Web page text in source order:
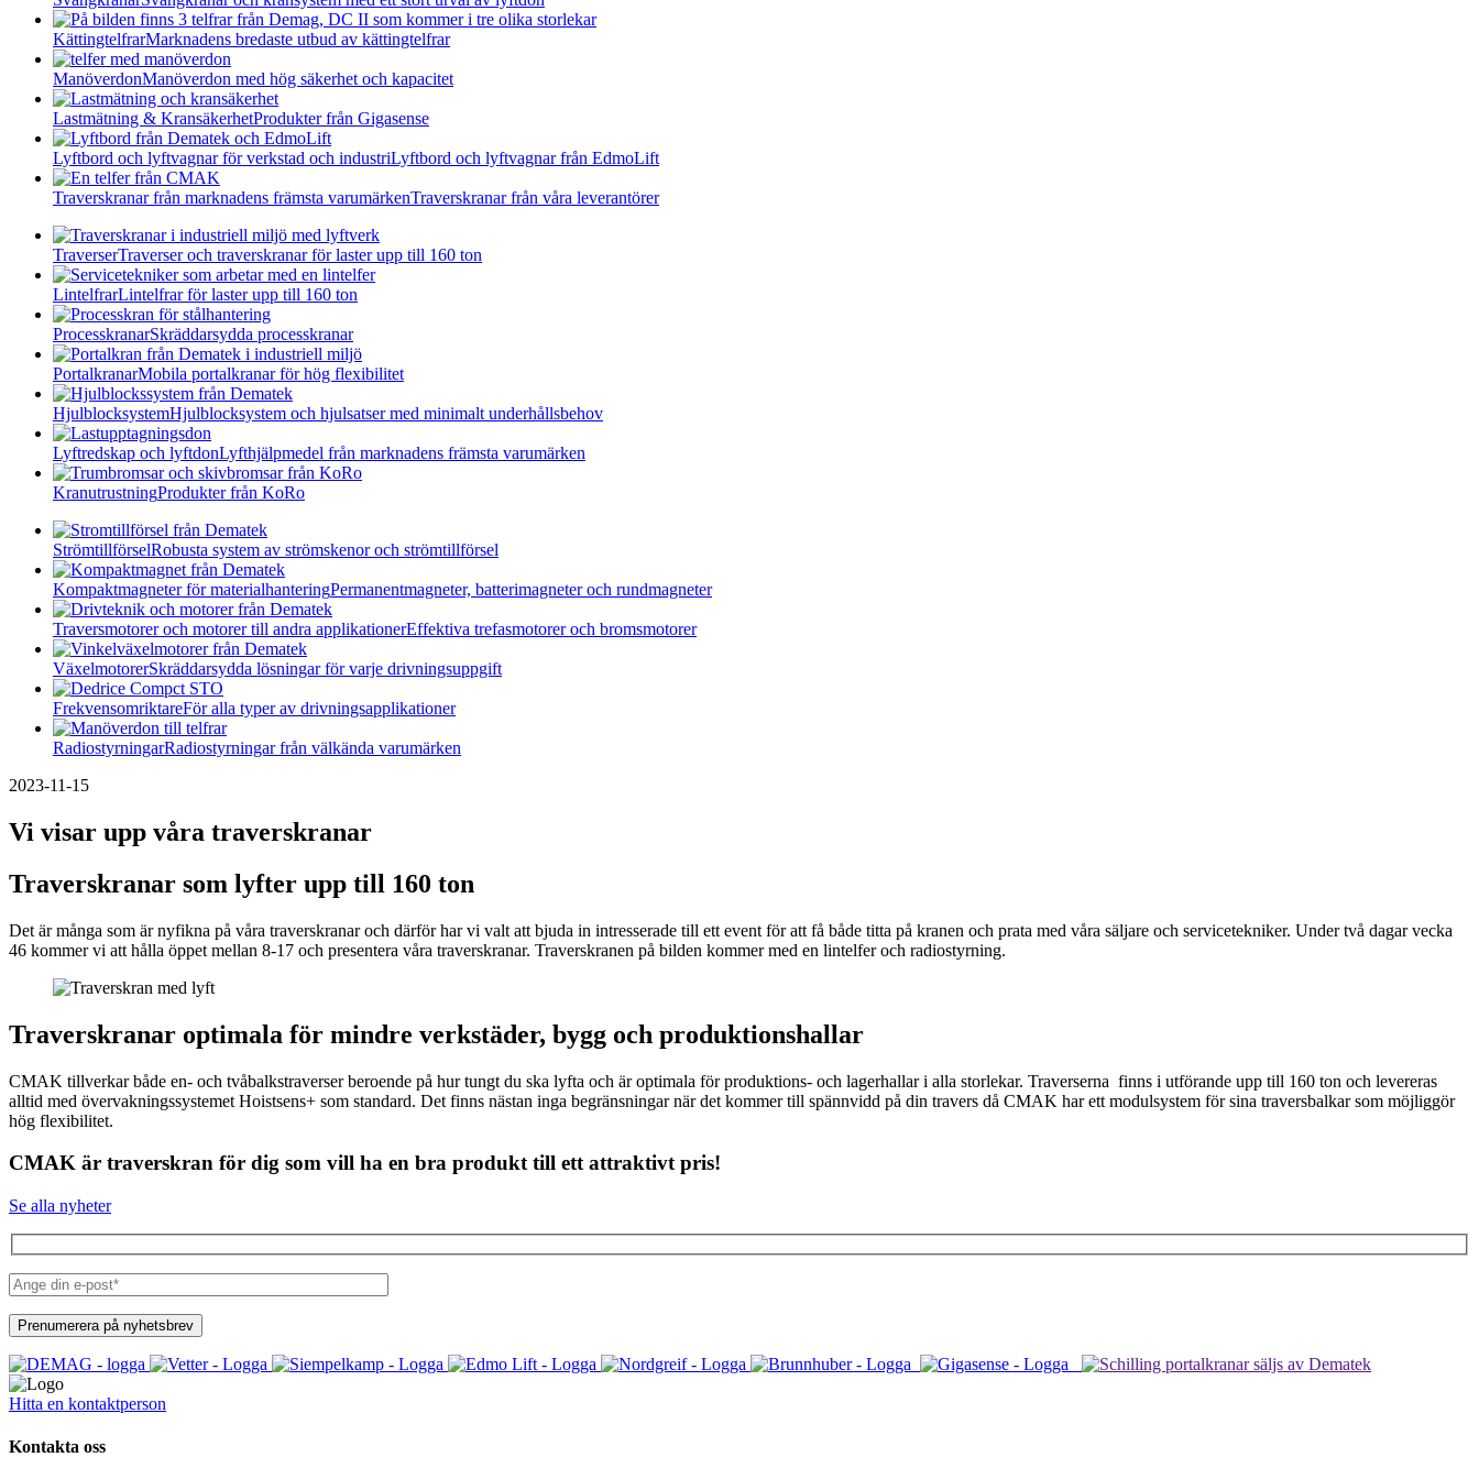
KättingtelfrarMarknadens bredaste utbud av kättingtelfrar
ManöverdonManöverdon med hög säkerhet och kapacitet
Lastmätning & KransäkerhetProdukter från Gigasense
Lyftbord och lyftvagnar för verkstad och industriLyftbord och lyftvagnar från EdmoLift
Traverskranar från marknadens främsta varumärkenTraverskranar från våra leverantörer
TraverserTraverser och traverskranar för laster upp till 160 ton
LintelfrarLintelfrar för laster upp till 160 ton
ProcesskranarSkräddarsydda processkranar
PortalkranarMobila portalkranar för hög flexibilitet
HjulblocksystemHjulblocksystem och hjulsatser med minimalt underhållsbehov
Lyftredskap och lyftdonLyfthjälpmedel från marknadens främsta varumärken
KranutrustningProdukter från KoRo
StrömtillförselRobusta system av strömskenor och strömtillförsel
Kompaktmagneter för materialhanteringPermanentmagneter, batterimagneter och rundmagneter
Traversmotorer och motorer till andra applikationerEffektiva trefasmotorer och bromsmotorer
VäxelmotorerSkräddarsydda lösningar för varje drivningsuppgift
FrekvensomriktareFör alla typer av drivningsapplikationer
RadiostyrningarRadiostyrningar från välkända varumärken
2023-11-15
Vi visar upp våra traverskranar
Traverskranar som lyfter upp till 160 ton
Det är många som är nyfikna på våra traverskranar och därför har vi valt att bjuda in intresserade till ett event för att få både titta på kranen och prata med våra säljare och servicetekniker. Under två dagar vecka
46 kommer vi att hålla öppet mellan 8-17 och presentera våra traverskranar. Traverskranen på bilden kommer med en lintelfer och radiostyrning.
Traverskranar optimala för mindre verkstäder, bygg och produktionshallar
CMAK tillverkar både en- och tvåbalkstraverser beroende på hur tungt du ska lyfta och är optimala för produktions- och lagerhallar i alla storlekar. Traverserna finns i utförande upp till 160 ton och levereras
alltid med övervakningssystemet Hoistsens+ som standard. Det finns nästan inga begränsningar när det kommer till spännvidd på din travers då CMAK har ett modulsystem för sina traversbalkar som möjliggör
hög flexibilitet.
CMAK är traverskran för dig som vill ha en bra produkt till ett attraktivt pris!
Se alla nyheter
Hitta en kontaktperson
Kontakta oss